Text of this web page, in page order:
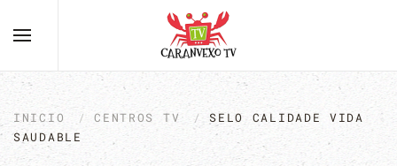
INICIO CENTROS TV
SELO CALIDADE VIDA
SAUDABLE